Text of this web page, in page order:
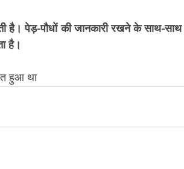
है। पेड़-पौधों की जानकारी रखने के साथ-
है।
हुआ था